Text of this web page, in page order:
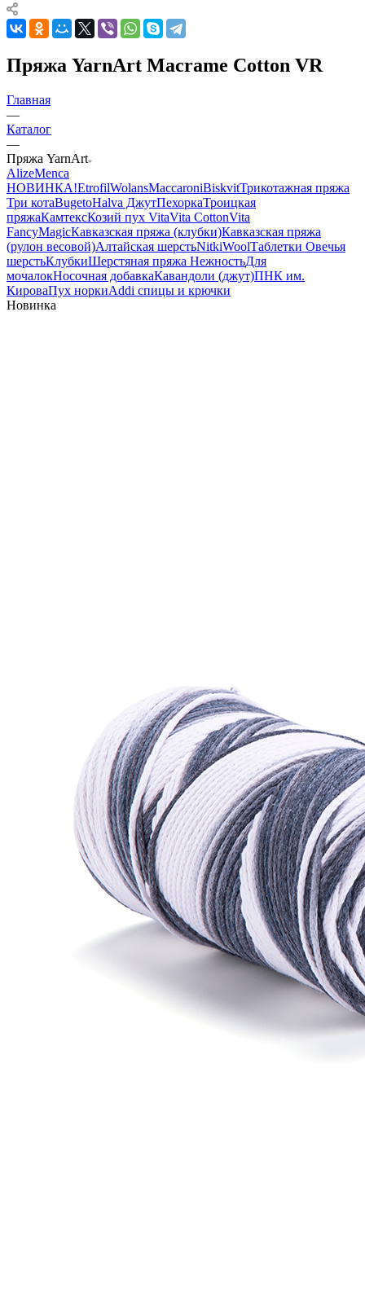
Пряжа YarnArt Macrame Cotton VR
Главная
—
Каталог
—
Пряжа YarnArt
AlizeMenca
НОВИНКА!EtrofilWolansMaccaroniBiskvitТрикотажная пряжа
Три котаBugetoHalva ДжутПехоркаТроицкая
пряжаКамтексКозий пух VitaVita CottonVita
FancyMagicКавказская пряжа (клубки)Кавказская пряжа
(рулон весовой)Алтайская шерстьNitkiWoolТаблетки Овечья
шерстьКлубкиШерстяная пряжа НежностьДля
мочалокНосочная добавкаКавандоли (джут)ПНК им.
КироваПух норкиAddi спицы и крючки
Новинка